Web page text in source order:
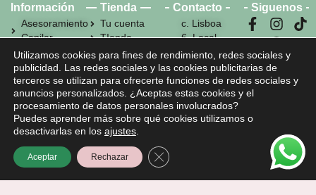
Información
Asesoramiento
Capilar
Aviso legal
Política de
Privacidad
Condiciones
de Uso
Política de
Cookies
Tienda
Tu cuenta
TIenda
Carrito
Contacto
Contacto
c. Lisboa
6, Local
10, C. C.
Las
Veredillas,
Torrejon
de Ardoz,
28850
40 15 04
Siguenos
Utilizamos cookies para fines de rendimiento, redes sociales y
publicidad. Las redes sociales y las cookies publicitarias de
terceros se utilizan para ofrecerte funciones de redes sociales y
anuncios personalizados. ¿Aceptas estas cookies y el
procesamiento de datos personales involucrados?
Puedes aprender más sobre qué cookies utilizamos o
desactivarlas en los ajustes
Aceptar Rechazar Cerrar el banner de cookies RGPD